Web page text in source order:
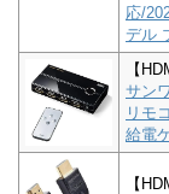
応/
デル
【
サン
リモ
給電
【